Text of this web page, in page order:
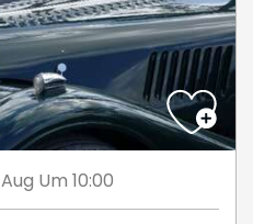
Aug Um 10:00